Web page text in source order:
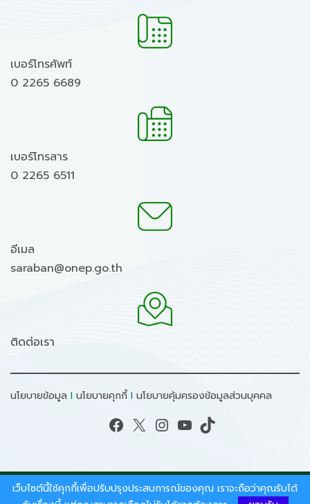
เบอร์โทรศัพท์
0 2265 6689
เบอร์โทรสาร
0 2265 6511
อีเมล
saraban@onep.go.th
ติดต่อเรา
นโยบายข้อมูล I นโยบายคุกกี้ I นโยบายคุ้มครองข้อมูลส่วนบุคคล
Facebook X Instagram YouTube TikTok
สงวนลิขสิทธิ์ © 2026 - สำนักงานนโยบายและแผน
เว็บไซต์นี้ใช้คุกกี้เพื่อปรับปรุงประสบการณ์ของคุณ เราจะถือว่าคุณรับได้